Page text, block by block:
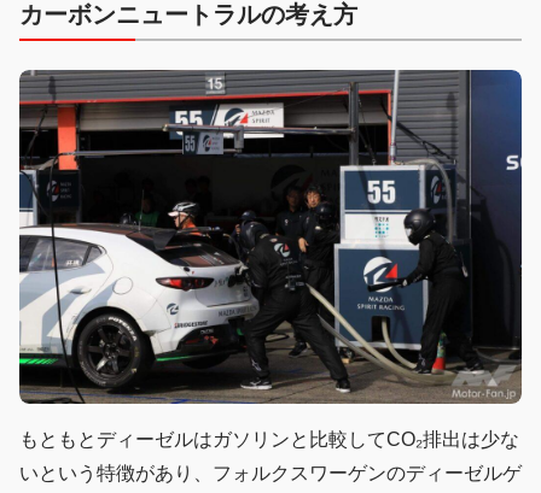
カーボンニュートラルの考え方
もともとディーゼルはガソリンと比較してCO₂排出は少な
いという特徴があり、フォルクスワーゲンのディーゼルゲ